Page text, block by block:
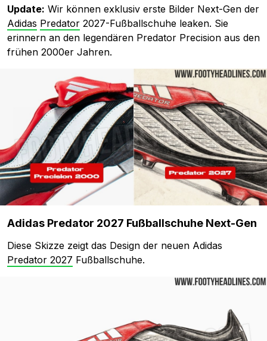
Update: Wir können exklusiv erste Bilder Next-Gen der
Adidas Predator 2027-Fußballschuhe leaken. Sie
erinnern an den legendären Predator Precision aus den
frühen 2000er Jahren.
Adidas Predator 2027 Fußballschuhe Next-Gen
Diese Skizze zeigt das Design der neuen Adidas
Predator 2027 Fußballschuhe.